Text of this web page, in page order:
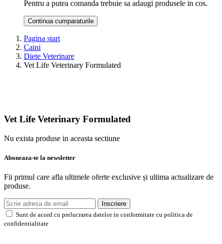
Pentru a putea comanda trebuie sa adaugi produsele in cos.
Continua cumparaturile
Pagina start
Caini
Diete Veterinare
Vet Life Veterinary Formulated
Vet Life Veterinary Formulated
Nu exista produse in aceasta sectiune
Aboneaza-te la newsletter
Fii primul care afla ultimele oferte exclusive și ultima actualizare de
produse.
Inscriere
Sunt de acord cu prelucrarea datelor in conformitate cu politica de
confidentialitate